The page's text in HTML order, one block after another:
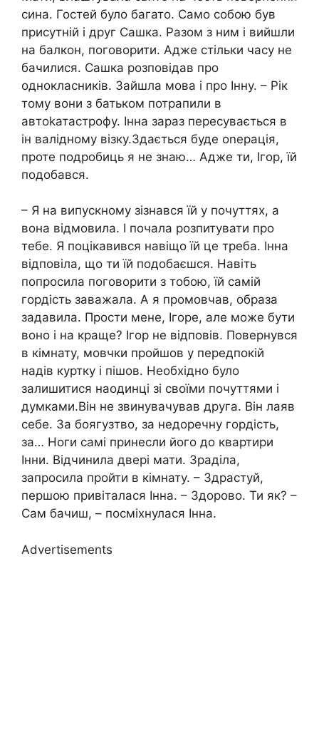
сина. Гостей було багато. Само собою був
присутній і друг Сашка. Разом з ним і вийшли
на балкон, поговорити. Адже стільки часу не
бачилися. Сашка розповідав про
однокласників. Зайшла мова і про Інну. – Рік
тому вони з батьком потрапили в
автоkатастрофу. Інна зараз пересувається в
ін валідному візку.Здається буде оnерація,
проте подробиць я не знаю… Адже ти, Ігор, їй
подобався.
– Я на випускному зізнався їй у почуттях, а
вона відмовила. І почала розпитувати про
тебе. Я поцікавився навіщо їй це треба. Інна
відповіла, що ти їй подобаєшся. Навіть
попросила поговорити з тобою, їй самій
гордість заважала. А я промовчав, образа
задавила. Прости мене, Ігоре, але може бути
воно і на краще? Ігор не відповів. Повернувся
в кімнату, мовчки пройшов у передпокій
надів куртку і пішов. Необхідно було
залишитися наодинці зі своїми почуттями і
думками.Він не звинувачував друга. Він лаяв
себе. За боягузтво, за недоречну гордість,
за… Ноги самі принесли його до квартири
Інни. Відчинила двері мати. Зраділа,
запросила пройти в кімнату. – Здрастуй,
першою привіталася Інна. – Здорово. Ти як? –
Сам бачиш, – посміхнулася Інна.
Advertisements